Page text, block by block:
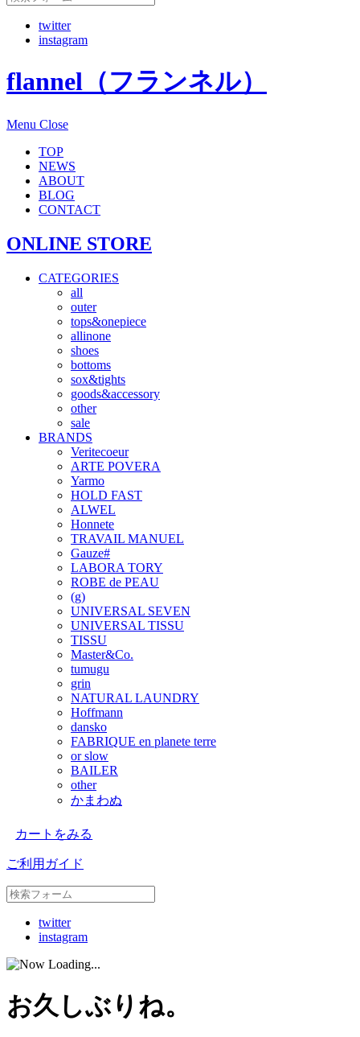
twitter
instagram
flannel（フランネル）
Menu Close
TOP
NEWS
ABOUT
BLOG
CONTACT
ONLINE STORE
CATEGORIES
all
outer
tops&onepiece
allinone
shoes
bottoms
sox&tights
goods&accessory
other
sale
BRANDS
Veritecoeur
ARTE POVERA
Yarmo
HOLD FAST
ALWEL
Honnete
TRAVAIL MANUEL
Gauze#
LABORA TORY
ROBE de PEAU
(g)
UNIVERSAL SEVEN
UNIVERSAL TISSU
TISSU
Master&Co.
tumugu
grin
NATURAL LAUNDRY
Hoffmann
dansko
FABRIQUE en planete terre
or slow
BAILER
other
かまわぬ
カートをみる
ご利用ガイド
twitter
instagram
お久しぶりね。